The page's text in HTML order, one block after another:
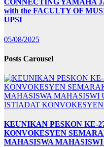
CONNECTING YAMAHA
with the FACULTY OF
UPSI
05/08/2025
Posts Carousel
ISTIADAT KONVOKESYEN
KEUNIKAN PESKON KE-
KONVOKESYEN
MAHASISWA MAHASISWI